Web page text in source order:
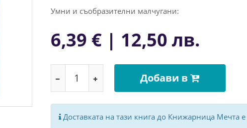
Умни и съобразителни малчугани:
6,39 € | 12,50 лв.
Добави в
Доставката на тази книга до Книжарница Мечта е